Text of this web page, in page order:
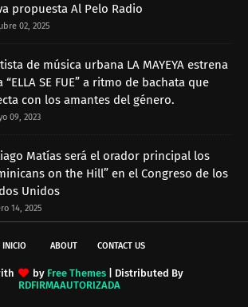
propuesta Al Pelo Radio
02, 2025
de música urbana LA MAYEYA estrena
“ELLA SE FUE” a ritmo de bachata que
con los amantes del género.
09, 2023
Matías será el orador principal los
on the Hill” en el Congreso de los
Unidos
14, 2025
INICIO ABOUT CONTACT US
by Free Themes | Distributed By
RDFIRMAAUTORIZADA